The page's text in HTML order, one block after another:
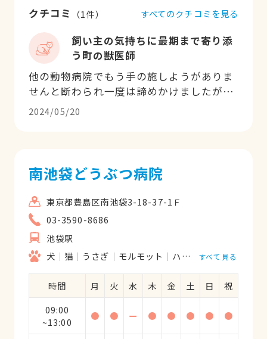
クチコミ （1件）
飼い主の気持ちに最期まで寄り添
う町の獣医師
他の動物病院でもう手の施しようがありま
せんと断わられ一度は諦めかけましたが、
マザーラブの先生に愛猫の命を救っていた
だきました。病気だけを診て患者を診てい
当てするか不必要で高額な治療は一切せ
ず、飼い主の気持ちに最後までしっかり寄
り添った誠実で的確なアドバイスと優しい
人柄、先生の経験豊富な医療技術には本当
に感謝しかありません。愛猫ジョンクマは
昨年天寿を全うして天国に旅立ちました
が、私自身が納得できる形で最後までジョ
うございましたと言いたいです。町医者の
いたのはペットの命だけではありませんで
した。
2024/05/20
すべてのクチコミを見る
南池袋どうぶつ病院
東京都豊島区南池袋3-18-37-1Ｆ
03-3590-8686
池袋駅
犬
猫 うさぎ モルモット ハムスター すべて見る
時間 月 火 水 木 金 土 日
祝
09:00
~13:00
● ● ー ● ● ● ● ●